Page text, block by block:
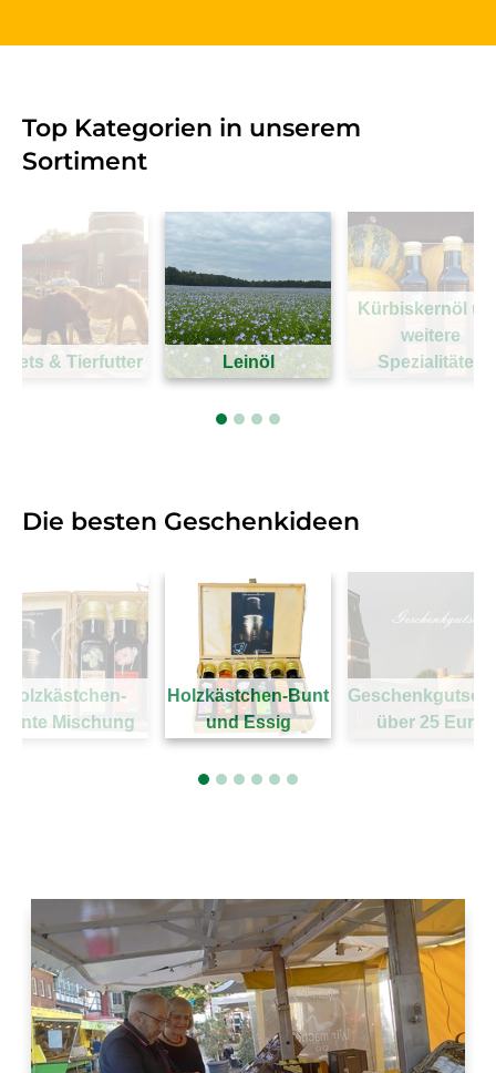
Top Kategorien in unserem
Sortiment
& Tierfutter Leinöl
Kürbiskernöl
weitere
Spezialitäten
Die besten Geschenkideen
Holzkästchen-
Mischung
Holzkästchen-Bunt
und Essig
über 25 Euro